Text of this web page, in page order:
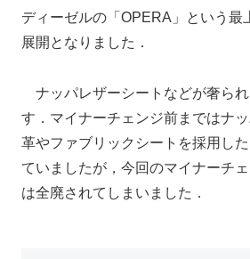
ディーゼルの「OPERA」という最
展開となりました．
ナッパレザーシートなどが奢られ
す．マイナーチェンジ前まではナ
革やファブリックシートを採用し
ていましたが，今回のマイナーチ
は全廃されてしまいました．